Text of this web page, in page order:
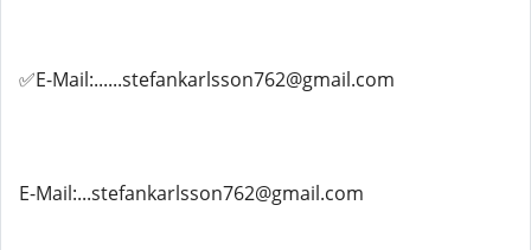
✅E-Mail:......stefankarlsson762@gmail.com
E-Mail:...stefankarlsson762@gmail.com